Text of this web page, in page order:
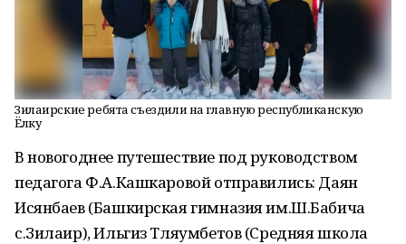
Зилаирские ребята съездили на главную республиканскую
Ёлку
В новогоднее путешествие под руководством
педагога Ф.А.Кашкаровой отправились: Даян
Исянбаев (Башкирская гимназия им.Ш.Бабича
с.Зилаир), Ильгиз Тляумбетов (Средняя школа